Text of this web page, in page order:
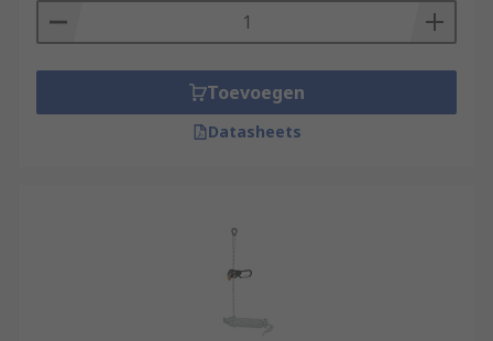
Toevoegen
Datasheets